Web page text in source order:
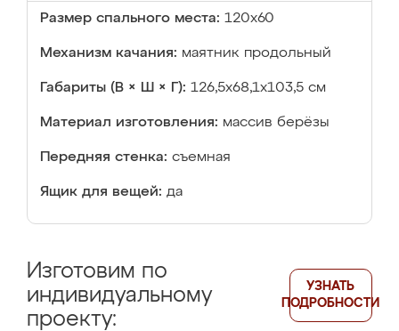
Размер спального места: 120x60
Механизм качания: маятник продольный
Габариты (В × Ш × Г): 126,5х68,1х103,5 см
Материал изготовления: массив берёзы
Передняя стенка: съемная
Ящик для вещей: да
Изготовим по
индивидуальному
проекту:
УЗНАТЬ
ПОДРОБНОСТИ